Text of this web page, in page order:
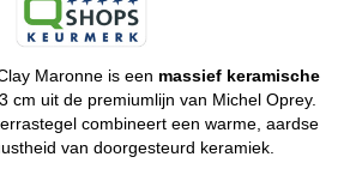
Maronne is een massief keramische
cm uit de premiumlijn van Michel Oprey.
combineert een warme, aardse
van doorgesteurd keramiek.